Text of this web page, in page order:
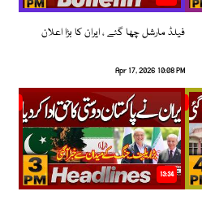
فیلڈ مارشل چھا گئے ، ایران کا بڑا اعلان
Apr 17, 2026 10:08 PM
13:34